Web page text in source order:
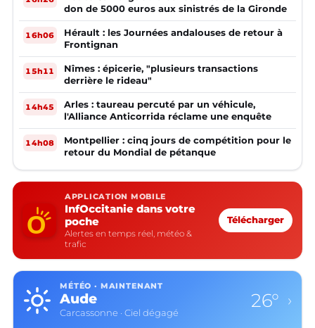
don de 5000 euros aux sinistrés de la Gironde
16h06
Hérault : les Journées andalouses de retour à
Frontignan
15h11
Nîmes : épicerie, "plusieurs transactions
derrière le rideau"
14h45
Arles : taureau percuté par un véhicule,
l'Alliance Anticorrida réclame une enquête
14h08
Montpellier : cinq jours de compétition pour le
retour du Mondial de pétanque
APPLICATION MOBILE
InfOccitanie dans votre
poche
Alertes en temps réel, météo &
trafic
Télécharger
MÉTÉO · MAINTENANT
Aude
Carcassonne · Ciel dégagé
26° ›